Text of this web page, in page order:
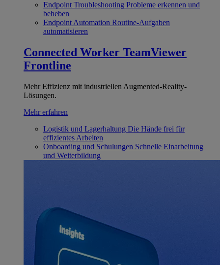
Endpoint Troubleshooting Probleme erkennen und
beheben
Endpoint Automation Routine-Aufgaben
automatisieren
Connected Worker TeamViewer
Frontline
Mehr Effizienz mit industriellen Augmented-Reality-
Lösungen.
Mehr erfahren
Logistik und Lagerhaltung Die Hände frei für
effizientes Arbeiten
Onboarding und Schulungen Schnelle Einarbeitung
und Weiterbildung